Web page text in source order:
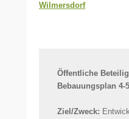
Wilmersdorf
Öffentliche
Bebauungsplan 4-
Ziel/Zweck: